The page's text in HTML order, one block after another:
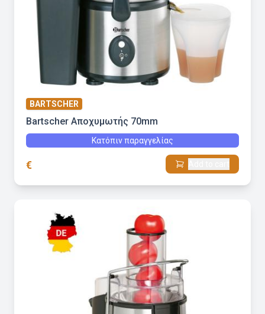
BARTSCHER
Bartscher Αποχυμωτής 70mm
Κατόπιν παραγγελίας
€